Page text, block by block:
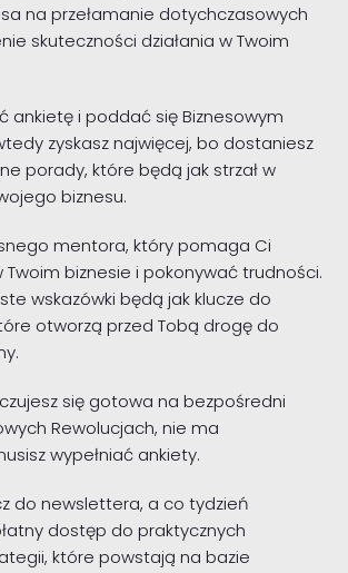
na przełamanie dotychczasowych
skuteczności działania w Twoim
ankietę i poddać się Biznesowym
zyskasz najwięcej, bo dostaniesz
porady, które będą jak strzał w
biznesu.
mentora, który pomaga Ci
Twoim biznesie i pokonywać trudności.
wskazówki będą jak klucze do
otworzą przed Tobą drogę do
się gotowa na bezpośredni
Rewolucjach, nie ma
wypełniać ankiety.
do newslettera, a co tydzień
dostęp do praktycznych
które powstają na bazie